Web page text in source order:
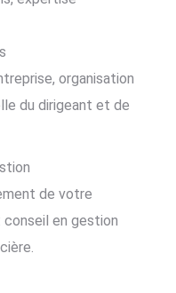
organisation
du dirigeant et de
de votre
en gestion